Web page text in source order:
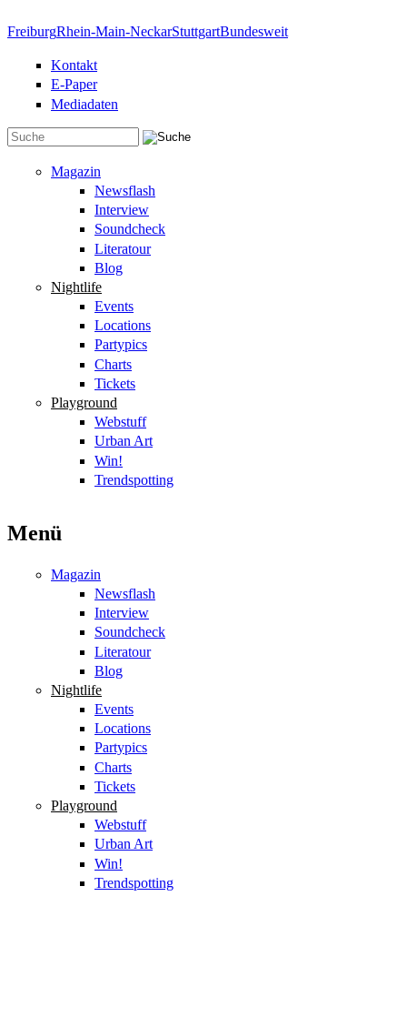
FreiburgRhein-Main-NeckarStuttgartBundesweit
Kontakt
E-Paper
Mediadaten
Magazin
Newsflash
Interview
Soundcheck
Literatour
Blog
Nightlife
Events
Locations
Partypics
Charts
Tickets
Playground
Webstuff
Urban Art
Win!
Trendspotting
Menü
Magazin
Newsflash
Interview
Soundcheck
Literatour
Blog
Nightlife
Events
Locations
Partypics
Charts
Tickets
Playground
Webstuff
Urban Art
Win!
Trendspotting